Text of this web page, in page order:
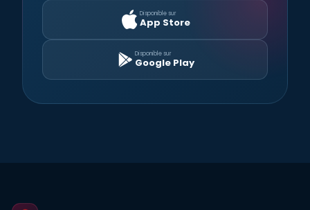
Disponible sur
App Store
Disponible sur
Google Play